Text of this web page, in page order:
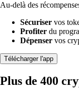
Au-delà des
Sécuriser vos
Profiter du
Dépenser vos
Télécharger l'app
Plus de 400